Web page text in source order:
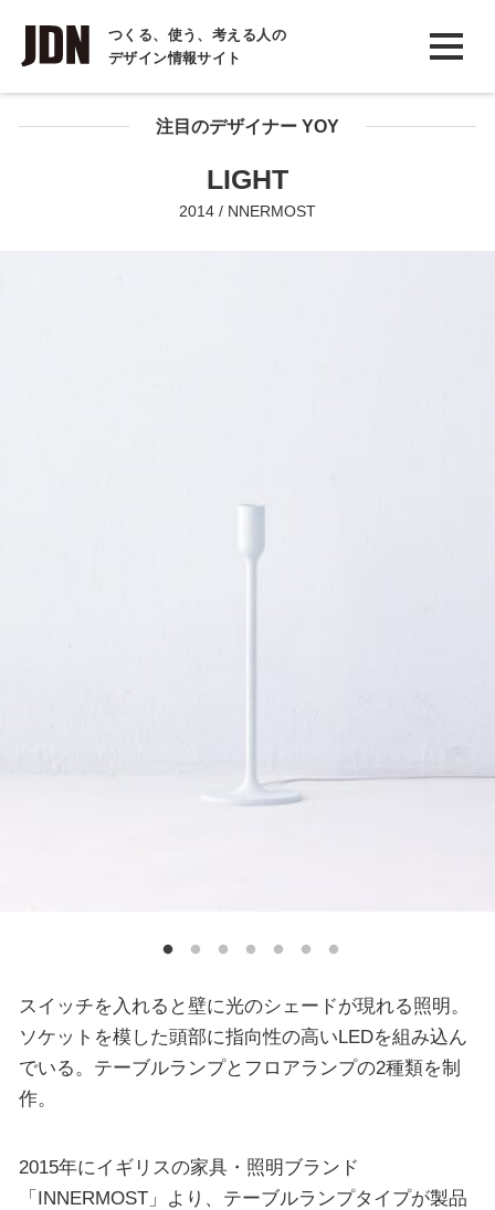
つくる、使う、考える人の
デザイン情報サイト
INTERVIEW
インタビュー
REPORT注目のデザイナー YOY
LIGHT
2014 / NNERMOST
スイッチを入れると壁に光のシェードが現れる照明。
ソケットを模した頭部に指向性の高いLEDを組み込ん
でいる。テーブルランプとフロアランプの2種類を制
作。
2015年にイギリスの家具・照明ブランド
「INNERMOST」より、テーブルランプタイプが製品